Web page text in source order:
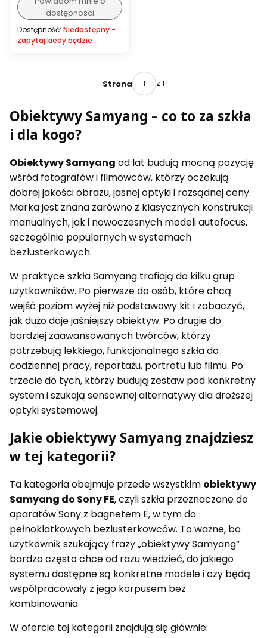
dostępności
Dostępność: Niedostępny -
zapytaj kiedy będzie
Strona z 1
Obiektywy Samyang – co to za szkła
i dla kogo?
Obiektywy Samyang od lat budują mocną pozycję
wśród fotografów i filmowców, którzy oczekują
dobrej jakości obrazu, jasnej optyki i rozsądnej ceny.
Marka jest znana zarówno z klasycznych konstrukcji
manualnych, jak i nowoczesnych modeli autofocus,
szczególnie popularnych w systemach
bezlusterkowych.
W praktyce szkła Samyang trafiają do kilku grup
użytkowników. Po pierwsze do osób, które chcą
wejść poziom wyżej niż podstawowy kit i zobaczyć,
jak dużo daje jaśniejszy obiektyw. Po drugie do
bardziej zaawansowanych twórców, którzy
potrzebują lekkiego, funkcjonalnego szkła do
codziennej pracy, reportażu, portretu lub filmu. Po
trzecie do tych, którzy budują zestaw pod konkretny
system i szukają sensownej alternatywy dla droższej
optyki systemowej.
Jakie obiektywy Samyang znajdziesz
w tej kategorii?
Ta kategoria obejmuje przede wszystkim obiektywy
Samyang do Sony FE, czyli szkła przeznaczone do
aparatów Sony z bagnetem E, w tym do
pełnoklatkowych bezlusterkowców. To ważne, bo
użytkownik szukający frazy „obiektywy Samyang”
bardzo często chce od razu wiedzieć, do jakiego
systemu dostępne są konkretne modele i czy będą
współpracowały z jego korpusem bez
kombinowania.
W ofercie tej kategorii znajdują się głównie: